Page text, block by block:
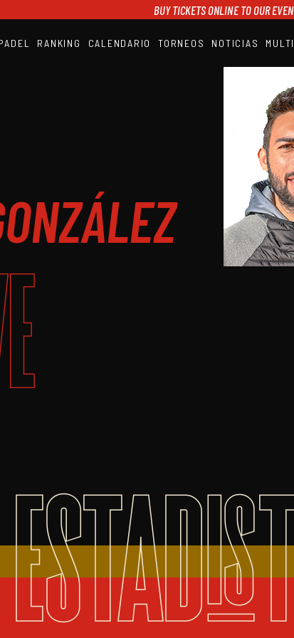
BUY TICKETS ONLINE TO OUR
RANKING CALENDARIO TORNEOS NOTICIAS